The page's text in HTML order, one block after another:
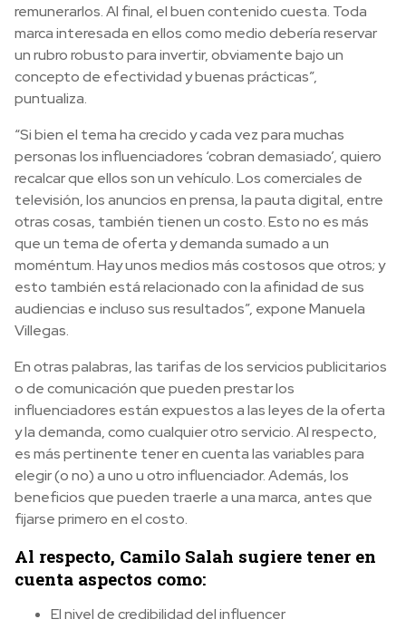
remunerarlos. Al final, el buen contenido cuesta. Toda
marca interesada en ellos como medio debería reservar
un rubro robusto para invertir, obviamente bajo un
concepto de efectividad y buenas prácticas”,
puntualiza.
“Si bien el tema ha crecido y cada vez para muchas
personas los influenciadores ‘cobran demasiado’, quiero
recalcar que ellos son un vehículo. Los comerciales de
televisión, los anuncios en prensa, la pauta digital, entre
otras cosas, también tienen un costo. Esto no es más
que un tema de oferta y demanda sumado a un
moméntum. Hay unos medios más costosos que otros; y
esto también está relacionado con la afinidad de sus
audiencias e incluso sus resultados”, expone Manuela
Villegas.
En otras palabras, las tarifas de los servicios publicitarios
o de comunicación que pueden prestar los
influenciadores están expuestos a las leyes de la oferta
y la demanda, como cualquier otro servicio. Al respecto,
es más pertinente tener en cuenta las variables para
elegir (o no) a uno u otro influenciador. Además, los
beneficios que pueden traerle a una marca, antes que
fijarse primero en el costo.
Al respecto, Camilo Salah sugiere tener en
cuenta aspectos como:
El nivel de credibilidad del influencer